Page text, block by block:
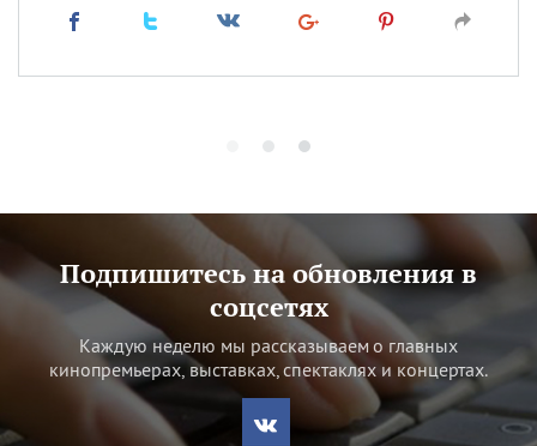
Подпишитесь на обновления в
соцсетях
Каждую неделю мы рассказываем о главных
кинопремьерах, выставках, спектаклях и концертах.